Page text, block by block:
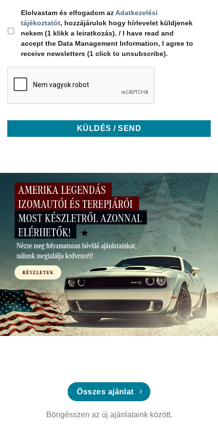
Elolvastam és elfogadom azAdatkezelési
tájékoztatót, hozzájárulok hogy hírlevelet küldjenek
nekem (1 klikk a leiratkozás). / I have read and
accept the Data Management Information, I agree to
receive newsletters (1 click to unsubscribe).
Összes ajánlat
Böngésszen az új ajánlataink között.